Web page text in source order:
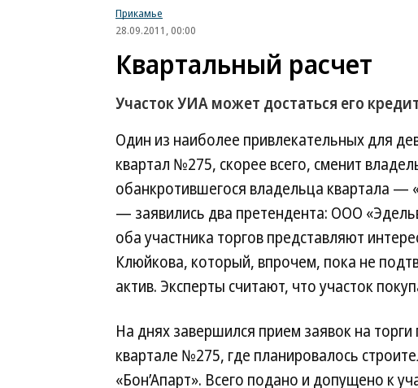
Прикамье
28.09.2011, 00:00
Квартальный расчет
Участок УИА может достаться его
Один из наиболее привлекательных для
квартал №275, скорее всего, сменит
обанкротившегося владельца квартала —
— заявились два претендента: ООО
оба участника торгов представляют
Клюйкова, который, впрочем, пока не
актив. Эксперты считают, что участок
На днях завершился прием заявок на
квартале №275, где планировалось
«Бон’Апарт». Всего подано и допущено к